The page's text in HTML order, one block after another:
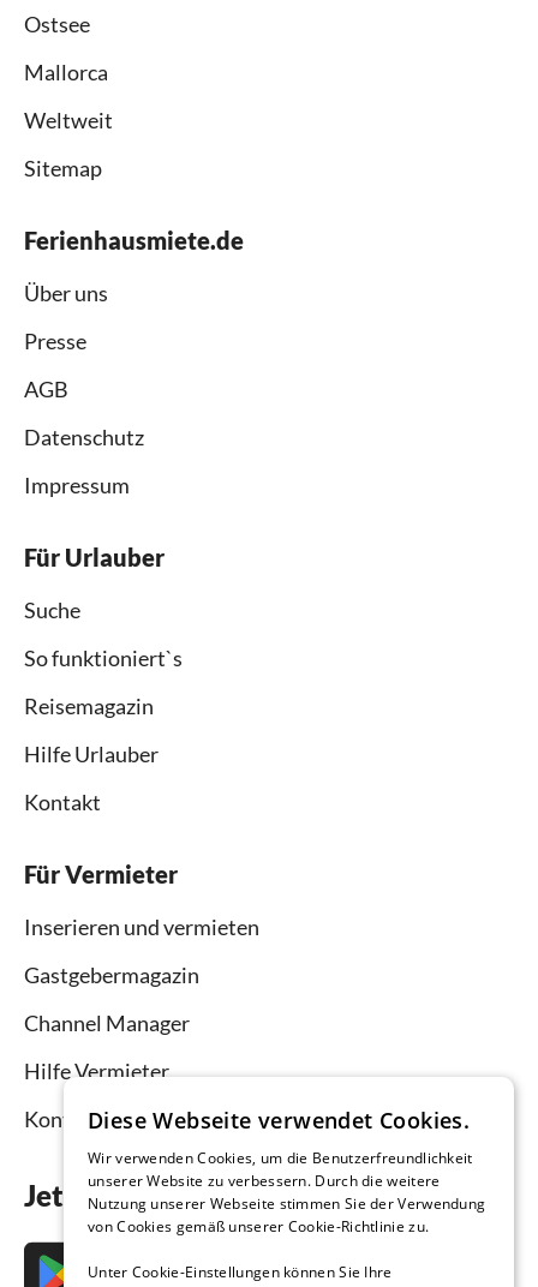
Ostsee
Mallorca
Weltweit
Sitemap
Ferienhausmiete.de
Über uns
Presse
AGB
Datenschutz
Impressum
Für Urlauber
Suche
So funktioniert`s
Reisemagazin
Hilfe Urlauber
Kontakt
Für Vermieter
Inserieren und vermieten
Gastgebermagazin
Channel Manager
Hilfe Vermieter
Kontakt
Jetzt die App downloaden
Diese Webseite verwendet Cookies.
Wir verwenden Cookies, um die Benutzerfreundlichkeit
unserer Website zu verbessern. Durch die weitere
Nutzung unserer Webseite stimmen Sie der Verwendung
von Cookies gemäß unserer Cookie-Richtlinie zu.
Unter Cookie-Einstellungen können Sie Ihre